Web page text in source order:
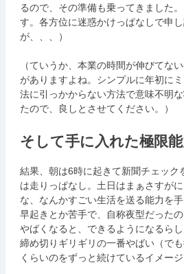
るので、その準備も乗ってきました
す。各方位に迷惑かけっぱなしで申
が、、、）
（ていうか、本業の時間が伸びてな
がありますよね。シンプルに年初に
法に引っかからない方法で意味不明
たので、良しとさせてください。）
そして手に入れた極限能
結果、朝は6時に起きて新聞チェック
は走りっぱなし。土日はまぁさすが
な、なんかすごい生活を送る能力を手
早起きとか苦手で、自称夜型だった
やばくなると、できるようになるらし
締め切りギリギリの一番やばい（でも
くらいのをずっと続けているイメージ